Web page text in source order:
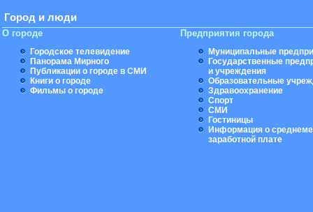
Город и люди
О городе
Городское телевидение
Панорама Мирного
Публикации о городе в СМИ
Книги о городе
Фильмы о городе
Предприятия города
Муниципальные
Государственные
и учреждения
Образовательные
Здравоохранение
Спорт
СМИ
Гостиницы
Информация о
заработной плате